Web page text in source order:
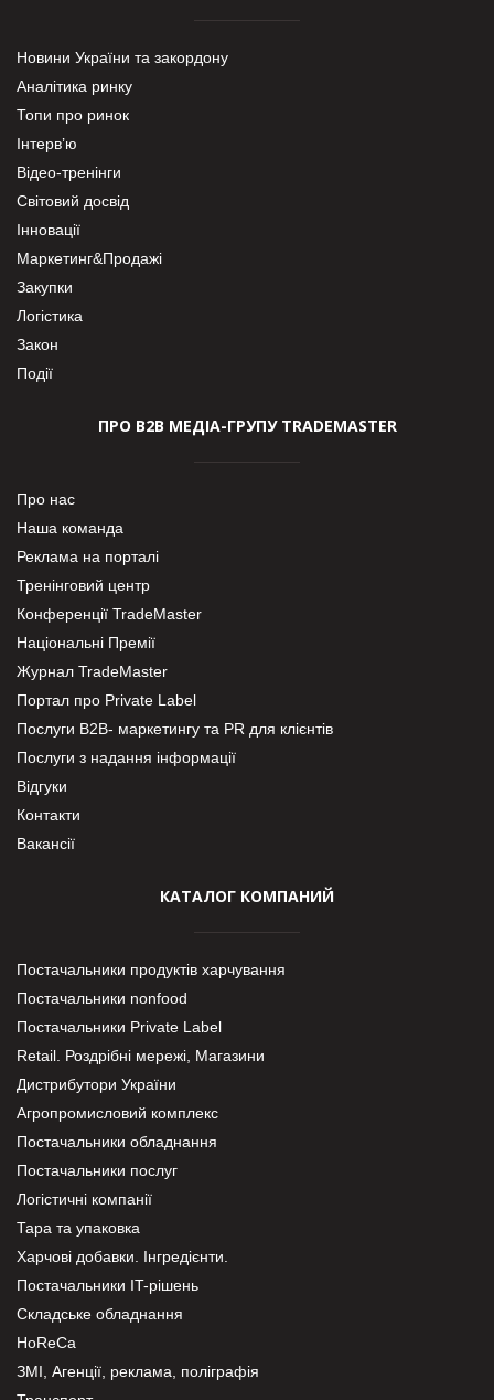
Новини України та закордону
Аналітика ринку
Топи про ринок
Інтерв’ю
Відео-тренінги
Світовий досвід
Інновації
Маркетинг&Продажі
Закупки
Логістика
Закон
Події
ПРО В2В МЕДІА-ГРУПУ TRADEMASTER
Про нас
Наша команда
Реклама на порталі
Тренінговий центр
Конференції TradeMaster
Національні Премії
Журнал TradeMaster
Портал про Private Label
Послуги В2В- маркетингу та PR для клієнтів
Послуги з надання інформації
Відгуки
Контакти
Вакансії
КАТАЛОГ КОМПАНИЙ
Постачальники продуктів харчування
Постачальники nonfood
Постачальники Private Label
Retail. Роздрібні мережі, Магазини
Дистрибутори України
Агропромисловий комплекс
Постачальники обладнання
Постачальники послуг
Логістичні компанії
Тара та упаковка
Харчові добавки. Інгредієнти.
Постачальники IT-рішень
Складське обладнання
HoReCa
ЗМІ, Агенції, реклама, поліграфія